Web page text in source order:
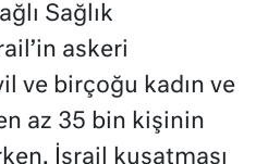
Sağlık
askeri
ve birçoğu kadın ve
az 35 bin kişinin
İsrail kuşatması